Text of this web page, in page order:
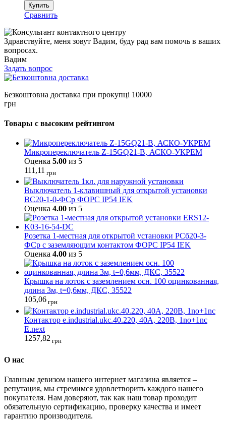
Купить
Сравнить
Здравствуйте, меня зовут Вадим, буду рад вам помочь в ваших
вопросах.
Вадим
Задать вопрос
Безкоштовна доставка при прокупці 10000
грн
Товары с высоким рейтингом
Микропереключатель Z-15GQ21-B, АСКО-УКРЕМ
Оценка 5.00 из 5
111,11 грн
Выключатель 1-клавишный для открытой установки
ВС20-1-0-ФСр ФОРС IP54 IEK
Оценка 4.00 из 5
Розетка 1-местная для открытой установки РСб20-3-
ФСр с заземляющим контактом ФОРС IP54 IEK
Оценка 4.00 из 5
Крышка на лоток с заземлением осн. 100 оцинкованная,
длина 3м, t=0,6мм, ДКС, 35522
105,06 грн
Контактор e.industrial.ukc.40.220, 40А, 220В, 1no+1nc
E.next
1257,82 грн
О нас
Главным девизом нашего интернет магазина является –
репутация, мы стремимся удовлетворить каждого нашего
покупателя. Нам доверяют, так как наш товар проходит
обязательную сертификацию, проверку качества и имеет
гарантию производителя.